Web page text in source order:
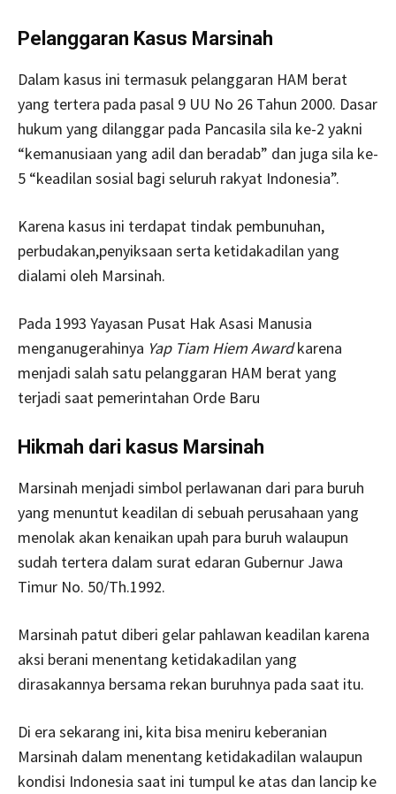
Pelanggaran Kasus Marsinah
Dalam kasus ini termasuk pelanggaran HAM berat
yang tertera pada pasal 9 UU No 26 Tahun 2000. Dasar
hukum yang dilanggar pada Pancasila sila ke-2 yakni
“kemanusiaan yang adil dan beradab” dan juga sila ke-
5 “keadilan sosial bagi seluruh rakyat Indonesia”.
Karena kasus ini terdapat tindak pembunuhan,
perbudakan,penyiksaan serta ketidakadilan yang
dialami oleh Marsinah.
Pada 1993 Yayasan Pusat Hak Asasi Manusia
menganugerahinya Yap Tiam Hiem Awardkarena
menjadi salah satu pelanggaran HAM berat yang
terjadi saat pemerintahan Orde Baru
Hikmah dari kasus Marsinah
Marsinah menjadi simbol perlawanan dari para buruh
yang menuntut keadilan di sebuah perusahaan yang
menolak akan kenaikan upah para buruh walaupun
sudah tertera dalam surat edaran Gubernur Jawa
Timur No. 50/Th.1992.
Marsinah patut diberi gelar pahlawan keadilan karena
aksi berani menentang ketidakadilan yang
dirasakannya bersama rekan buruhnya pada saat itu.
Di era sekarang ini, kita bisa meniru keberanian
Marsinah dalam menentang ketidakadilan walaupun
kondisi Indonesia saat ini tumpul ke atas dan lancip ke